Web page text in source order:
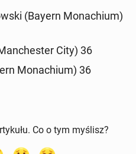
(Bayern Monachi­um)
City) 36
Monachi­um) 36
Co o tym myślisz?